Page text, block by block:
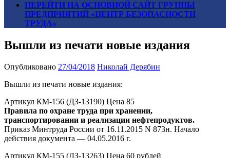
ПЕРЕЙТИ НА ОСНОВНОЙ САЙТ ГРУППЫ
ПРЕДПРИЯТИЙ «ЦЕНТР БЕЗОПАСНОСТИ
ТРУДА»
Вышли из печати новые издания
Опубликовано 27/04/2018 Николай Дерябин
Вышли из печати новые издания:
Артикул КМ-156 (ДЗ-13190) Цена 85
Правила по охране труда при хранении,
транспортировании и реализации нефтепродуктов.
Приказ Минтруда России от 16.11.2015 N 873н. Начало
действия документа — 04.05.2016 г.
Артикул КМ-155 (ДЗ-13263) Цена 60 рублей